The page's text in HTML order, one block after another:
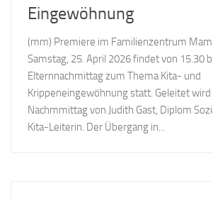
Eingewöhnung
(mm) Premiere im Familienzentrum
Samstag, 25. April 2026 findet von 15.30
Elternnachmittag zum Thema Kita- und
Krippeneingewöhnung statt. Geleitet wird
Nachmmittag von Judith Gast, Diplom
Kita-Leiterin. Der Übergang in...